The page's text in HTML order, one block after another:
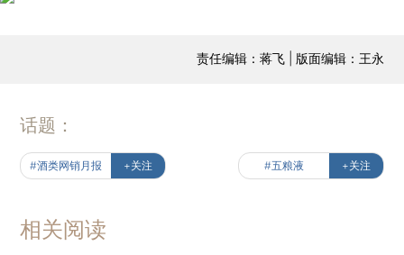
责任编辑：蒋飞 | 版面编辑：王永
话题：
#酒类网销月报 +关注 #五粮液 +关注
相关阅读